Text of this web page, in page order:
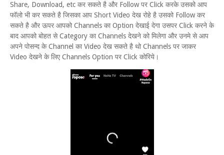
Share, Download, etc कर सकते है और Follow पर Click करके उसको आप
फॉलो भी कर सकते है जिसका आप Short Video देख रोहे है उसको Follow कर
सकते है और ऊपर आपको Channels का Option देखाई देगा उसपर Click करने के
बाद आपको बोहत से Category का Channels देखने को मिलेगा और उनमे से आप
अपने पोसन्द के Channel का Video देख सकते है थो Channels पर जाकर
Video देखने के लिए Channels Option पर Click कोरिये।